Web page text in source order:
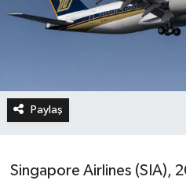
Paylaş
Singapore Airlines (SIA),